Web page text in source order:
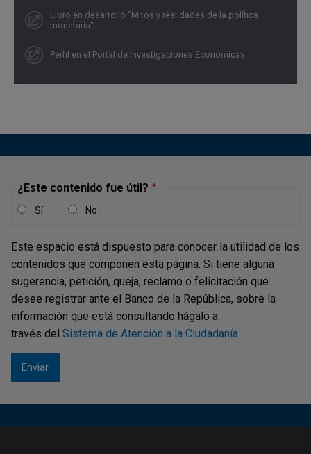
Libro en desarrollo "Mitos y realidades de la política
monetaria"
Perfil en el Portal de Investigaciones Económicas
2015.
Finanzas Internacionales. Georgetown University,
Estados Unidos, 2013.
Fundamentos de Macroeconomía. Universidad de los
Pablo Slutzky, Tomas Williams.
Gómez, C.IMF Economic Review,2025.
"Auction-based tests of inventory control and private
information in a centralized interdealer FX market"
Bonaldi, Pietro.Journal of Financial Markets, Elsevier,
volumen 74(C), 2025.
"Foreign exchange intervention: A comparative
analysis of announcements versus trades"
Pinzón-Puerto, Freddy.
A Meta‐Analysis", con Valentina Cepeda y Bibiana
¿Este contenido fue útil?
Sí No
Este espacio está dispuesto para conocer la utilidad de los
contenidos que componen esta página. Si tiene alguna
sugerencia, petición, queja, reclamo o felicitación que
desee registrar ante el Banco de la República, sobre la
información que está consultando hágalo a
través del Sistema de Atención a la Ciudadanía.